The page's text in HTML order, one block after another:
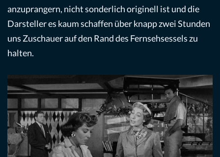
anzuprangern, nicht sonderlich originell ist und die
Darsteller es kaum schaffen über knapp zwei Stunden
uns Zuschauer auf den Rand des Fernsehsessels zu
halten.